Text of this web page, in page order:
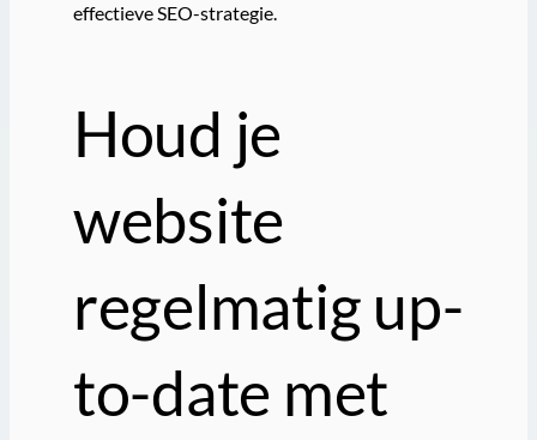
effectieve SEO-strategie.
Houd je
website
regelmatig up-
to-date met